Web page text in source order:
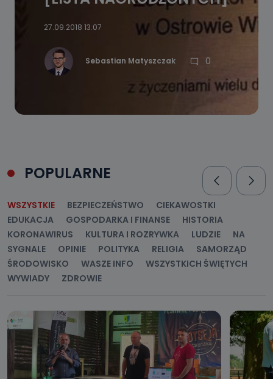
27.09.2018 13:07
Sebastian Matyszczak 0
POPULARNE
WSZYSTKIE BEZPIECZEŃSTWO
CIEKAWOSTKI
EDUKACJA
GOSPODARKA I FINANSE
HISTORIA
KORONAWIRUS
KULTURA I ROZRYWKA LUDZIE
NA
SYGNALE
OPINIE POLITYKA RELIGIA
SAMORZĄD
ŚRODOWISKO
WASZE INFO
WSZYSTKICH ŚWIĘTYCH
WYWIADY
ZDROWIE